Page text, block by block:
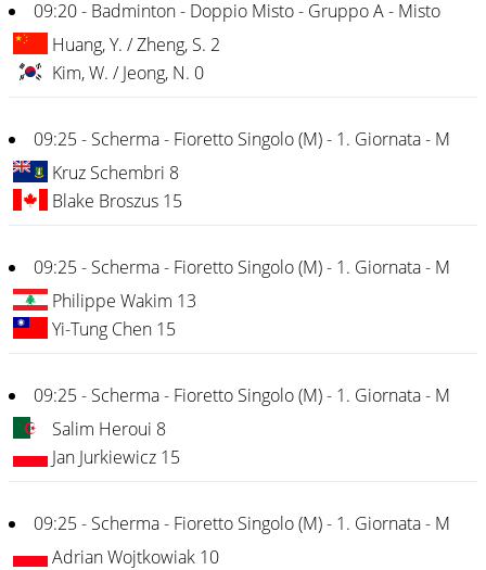
09:20 - Badminton - Doppio Misto - Gruppo A - Misto
Huang, Y. / Zheng, S. 2
Kim, W. / Jeong, N. 0
09:25 - Scherma - Fioretto Singolo (M) - 1. Giornata - M
Kruz Schembri 8
Blake Broszus 15
09:25 - Scherma - Fioretto Singolo (M) - 1. Giornata - M
Philippe Wakim 13
Yi-Tung Chen 15
09:25 - Scherma - Fioretto Singolo (M) - 1. Giornata - M
Salim Heroui 8
Jan Jurkiewicz 15
09:25 - Scherma - Fioretto Singolo (M) - 1. Giornata - M
Adrian Wojtkowiak 10